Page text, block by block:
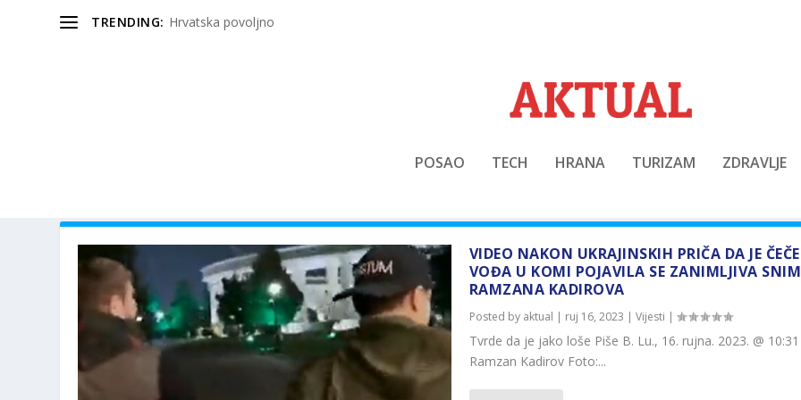
TRENDING: Hrvatska povoljno
POSAO TECH HRANA TURIZAM ZDRAVLJE
VIDEO NAKON UKRAJINSKIH PRIČA DA JE
VOĐA U KOMI POJAVILA SE ZANIMLJIVA
RAMZANA KADIROVA
Posted by aktual | ruj 16, 2023 | Vijesti |
Tvrde da je jako loše Piše B. Lu., 16. rujna. 2023. @ 10:31
Ramzan Kadirov Foto:...